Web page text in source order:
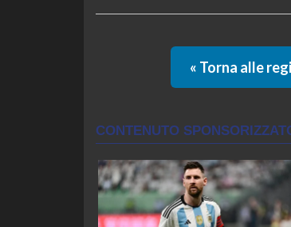
« Torna alle